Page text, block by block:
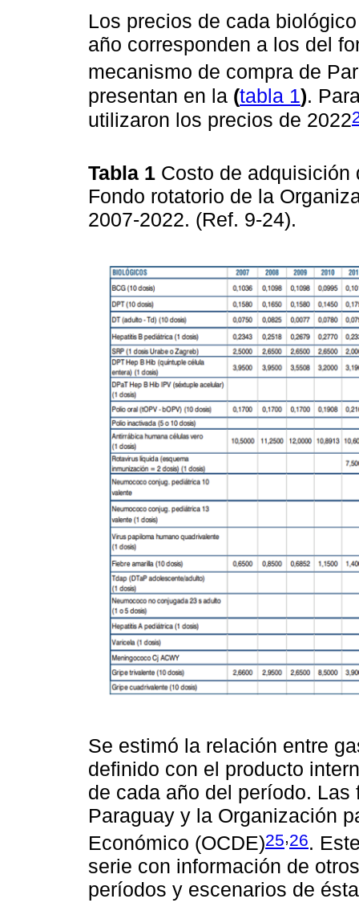
Los precios de cada
año corresponden a los del
mecanismo de compra de
presentan en la (tabla 1).
utilizaron los precios de 2022
Tabla 1 Costo de adquisición
Fondo rotatorio de la
2007-2022. (Ref. 9-24).
Se estimó la relación entre
definido con el producto
de cada año del período.
Paraguay y la Organización
Económico (OCDE)25,26.
serie con información de
períodos y escenarios de